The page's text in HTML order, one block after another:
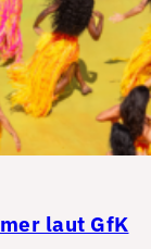
laut GfK